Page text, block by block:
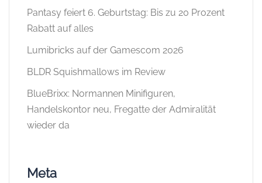
Pantasy feiert 6. Geburtstag: Bis zu 20 Prozent
Rabatt auf alles
Lumibricks auf der Gamescom 2026
BLDR Squishmallows im Review
BlueBrixx: Normannen Minifiguren,
Handelskontor neu, Fregatte der Admiralität
wieder da
Meta